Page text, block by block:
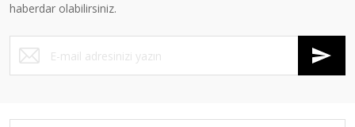
haberdar olabilirsiniz.